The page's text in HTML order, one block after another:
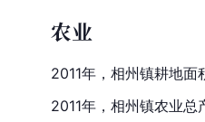
农业
2011年，相州镇耕地面
2011年，相州镇农业